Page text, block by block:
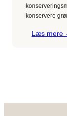
konservere
Læs mere